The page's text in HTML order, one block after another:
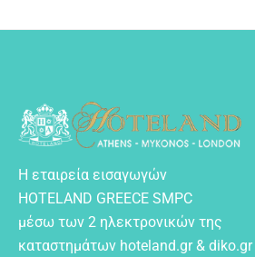
Η εταιρεία εισαγωγών
HOTELAND GREECE SMPC
μέσω των 2 ηλεκτρονικών της
καταστημάτων hoteland.gr & diko.gr